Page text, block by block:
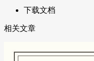
下载文档
相关文章